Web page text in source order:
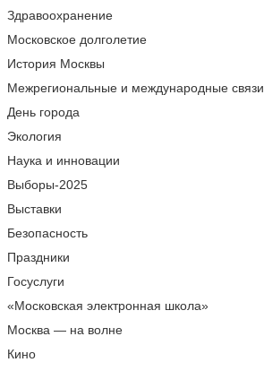
Здравоохранение
Московское долголетие
История Москвы
Межрегиональные и международные связи
День города
Экология
Наука и инновации
Выборы-2025
Выставки
Безопасность
Праздники
Госуслуги
«Московская электронная школа»
Москва — на волне
Кино